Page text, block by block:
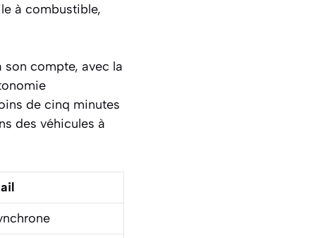
à combustible,
compte, avec la
de cinq minutes
des véhicules à